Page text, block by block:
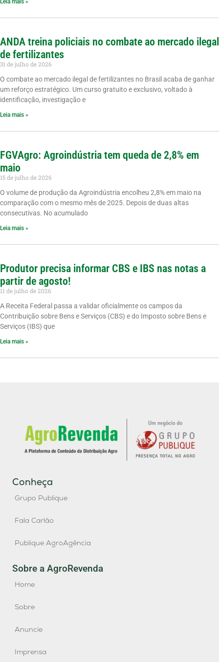
Leia mais »
ANDA treina policiais no combate ao mercado ilegal
de fertilizantes
31 de julho de 2026
O combate ao mercado ilegal de fertilizantes no Brasil acaba de ganhar
um reforço estratégico. Um curso gratuito e exclusivo, voltado à
identificação, investigação e
Leia mais »
FGVAgro: Agroindústria tem queda de 2,8% em
maio
15 de julho de 2026
O volume de produção da Agroindústria encolheu 2,8% em maio na
comparação com o mesmo mês de 2025. Depois de duas altas
consecutivas. No acumulado
Leia mais »
Produtor precisa informar CBS e IBS nas notas a
partir de agosto!
11 de julho de 2026
A Receita Federal passa a validar oficialmente os campos da
Contribuição sobre Bens e Serviços (CBS) e do Imposto sobre Bens e
Serviços (IBS) que
Leia mais »
Conheça
Grupo Publique
Fala Carlão
Publique AgroAgência
Sobre a AgroRevenda
Home
Sobre
Anuncie
Imprensa